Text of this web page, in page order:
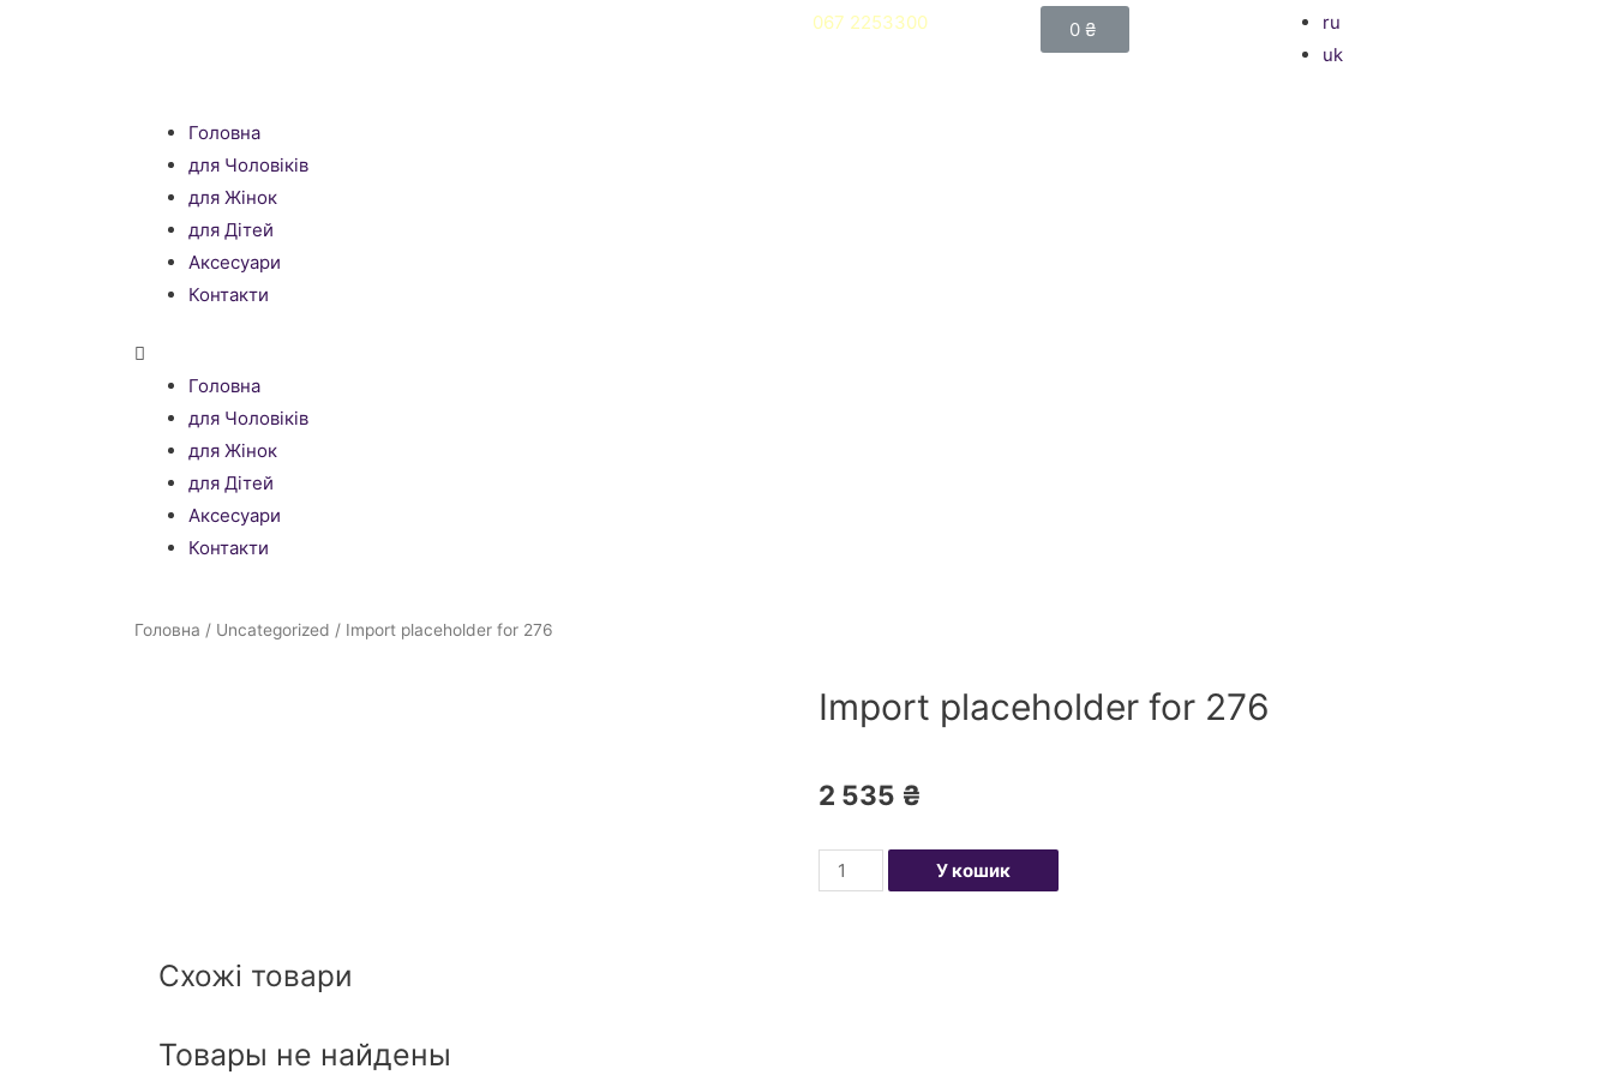
067 2253300 0 ₴
ru
uk
Головна
для Чоловіків
для Жінок
для Дітей
Аксесуари
Контакти
Головна
для Чоловіків
для Жінок
для Дітей
Аксесуари
Контакти
Головна / Uncategorized / Import placeholder for 276
Import placeholder for 276
2 535 ₴
У кошик
Схожі товари
Товары не найдены